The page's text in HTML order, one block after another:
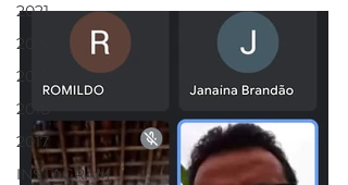
2021
2020
2019
2018
2017
INSTAGRAM